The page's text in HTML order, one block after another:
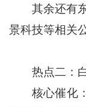
其余还有东
景科技等相关
热点二：
核心催化：